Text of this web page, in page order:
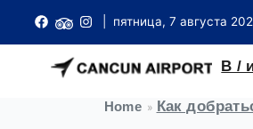
| пятница, 7 августа
В /
НАЗЕМНЫЙ ТРАНСПОРТ В
Международные прибытия
Терминал внутренних /
Home Как